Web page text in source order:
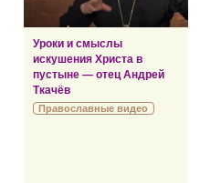
Уроки и смыслы
искушения Христа в
пустыне — отец Андрей
Ткачёв
Православные видео